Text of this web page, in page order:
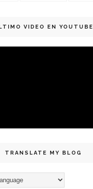
VIDEO EN YOUTUBE
TRANSLATE MY BLOG